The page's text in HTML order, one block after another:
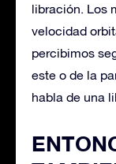
libración. Los
velocidad
percibimos
este o de la
habla de una